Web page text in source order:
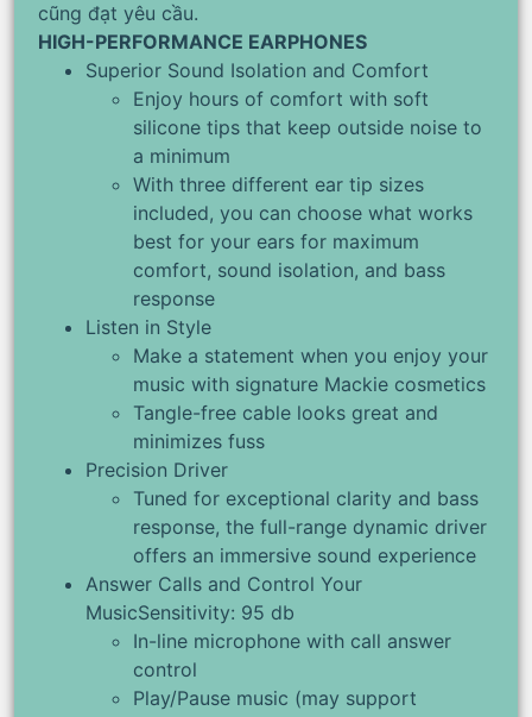
cũng đạt yêu cầu.
HIGH-PERFORMANCE EARPHONES
Superior Sound Isolation and Comfort
Enjoy hours of comfort with soft
silicone tips that keep outside noise to
a minimum
With three different ear tip sizes
included, you can choose what works
best for your ears for maximum
comfort, sound isolation, and bass
response
Listen in Style
Make a statement when you enjoy your
music with signature Mackie cosmetics
Tangle-free cable looks great and
minimizes fuss
Precision Driver
Tuned for exceptional clarity and bass
response, the full-range dynamic driver
offers an immersive sound experience
Answer Calls and Control Your
MusicSensitivity: 95 db
In-line microphone with call answer
control
Play/Pause music (may support